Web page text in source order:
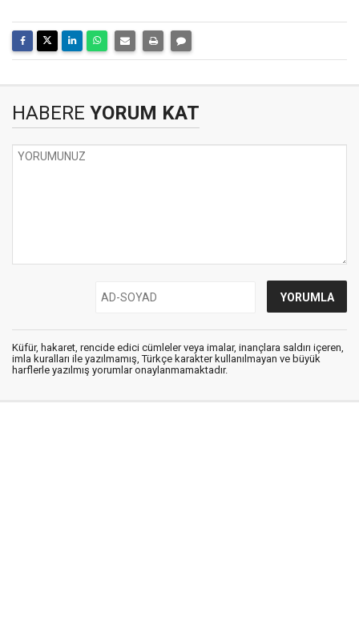
HABERE YORUM KAT
Küfür, hakaret, rencide edici cümleler veya imalar, inançlara saldırı içeren,
imla kuralları ile yazılmamış, Türkçe karakter kullanılmayan ve büyük
harflerle yazılmış yorumlar onaylanmamaktadır.